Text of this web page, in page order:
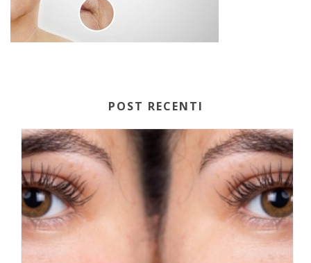
POST RECENTI